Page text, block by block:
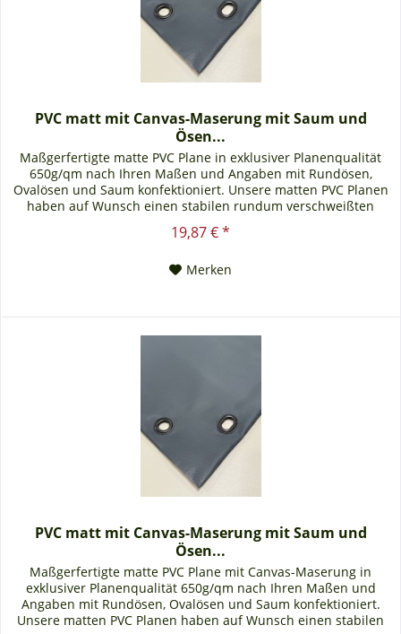
PVC matt mit Canvas-Maserung mit Saum und
Ösen...
Maßgerfertigte matte PVC Plane in exklusiver Planenqualität
650g/qm nach Ihren Maßen und Angaben mit Rundösen,
Ovalösen und Saum konfektioniert. Unsere matten PVC Planen
haben auf Wunsch einen stabilen rundum verschweißten
matte PVC Plane lässt sich bei uns mit verzinkten Ösen oder
19,87 € *
Merken
PVC matt mit Canvas-Maserung mit Saum und
Ösen...
Maßgerfertigte matte PVC Plane mit Canvas-Maserung in
exklusiver Planenqualität 650g/qm nach Ihren Maßen und
Angaben mit Rundösen, Ovalösen und Saum konfektioniert.
Unsere matten PVC Planen haben auf Wunsch einen stabilen